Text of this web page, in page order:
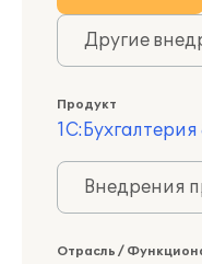
Другие
Продукт
1С:Бухгалтерия
Внедрения
Отрасль /